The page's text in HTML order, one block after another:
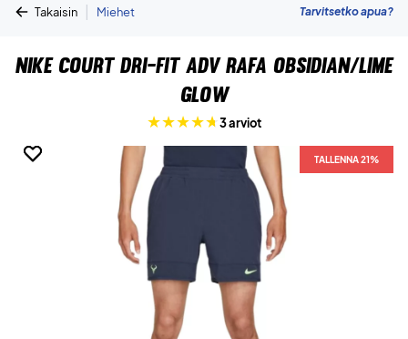
Takaisin | Miehet Tarvitsetko apua?
Nike Court Dri-FIT ADV Rafa Obsidian/Lime
Glow
3 arviot
TALLENNA 21%
TALLENNA 21%